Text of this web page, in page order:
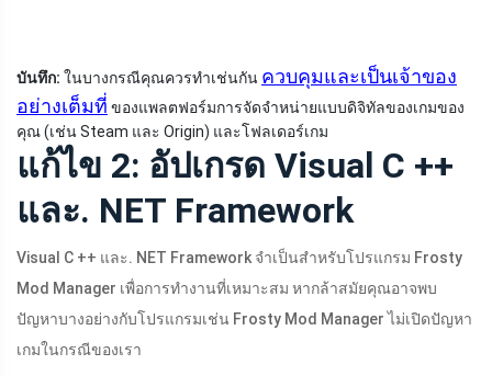
บันทึก: ในบางกรณีคุณควรทำเช่นกัน ควบคุมและเป็นเจ้าของ
อย่างเต็มที่ ของแพลตฟอร์มการจัดจำหน่ายแบบดิจิทัลของเกมของ
คุณ (เช่น Steam และ Origin) และโฟลเดอร์เกม
แก้ไข 2: อัปเกรด Visual C ++
และ. NET Framework
Visual C ++ และ. NET Framework จำเป็นสำหรับโปรแกรม Frosty
Mod Manager เพื่อการทำงานที่เหมาะสม หากล้าสมัยคุณอาจพบ
ปัญหาบางอย่างกับโปรแกรมเช่น Frosty Mod Manager ไม่เปิดปัญหา
เกมในกรณีของเรา